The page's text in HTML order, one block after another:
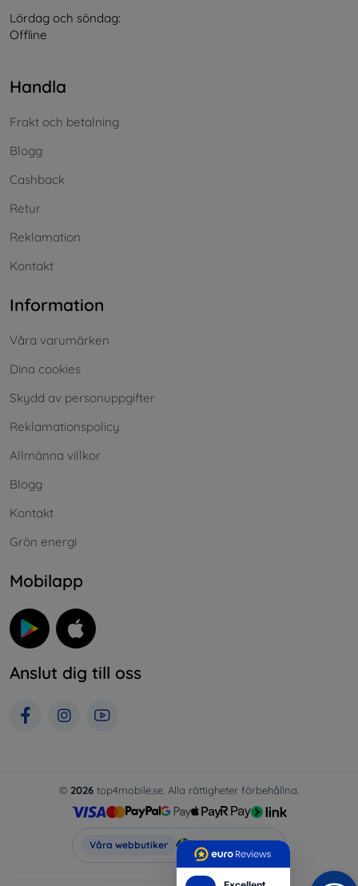
Lördag och söndag:
Offline
Handla
Frakt och betalning
Blogg
Cashback
Retur
Reklamation
Kontakt
Information
Våra varumärken
Dina cookies
Skydd av personuppgifter
Reklamationspolicy
Allmänna villkor
Blogg
Kontakt
Grön energi
Mobilapp
Anslut dig till oss
© 2026 top4mobile.se. Alla rättigheter förbehållna.
Våra webbutiker Top4Mobile.se